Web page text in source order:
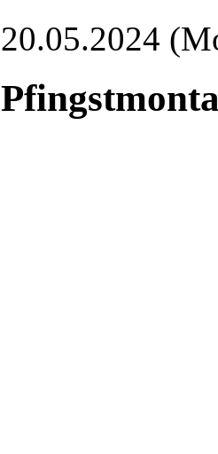
20.05.2024